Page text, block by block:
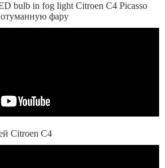
bulb in fog light Citroen C4 Picasso
фару
Citroen C4